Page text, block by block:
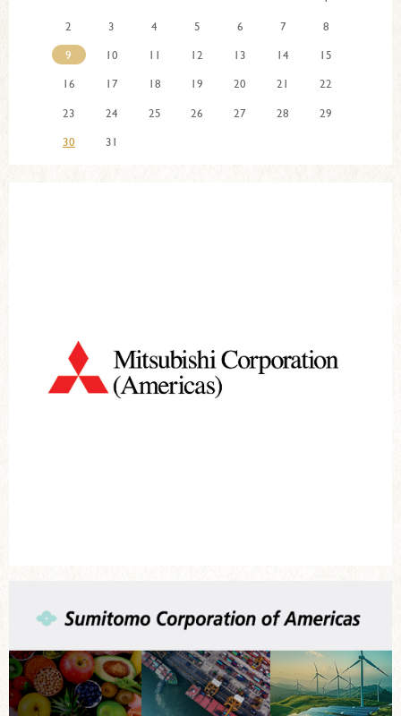
2
3 4 5 6 7
8
9
10 11 12 13 14
15
16
17 18 19 20 21
22
23
24 25 26 27 28
29
30
31